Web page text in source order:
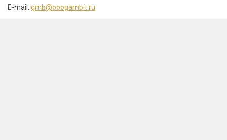
E-mail: gmb@ooogambit.ru